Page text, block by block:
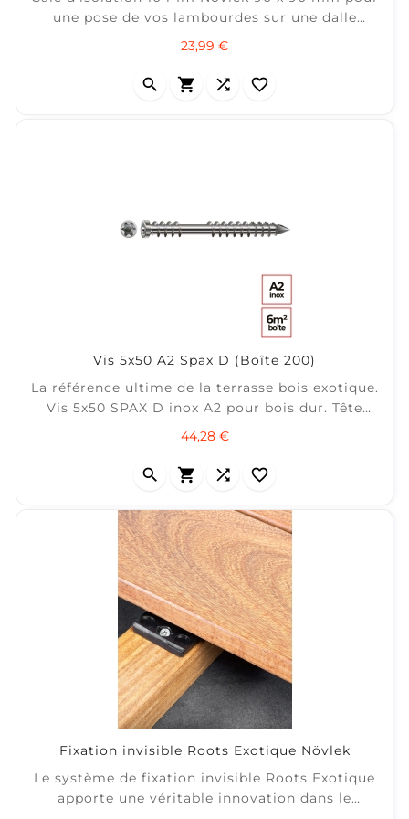
une pose de vos lambourdes sur une dalle
béton. ± 5 m2 / sachet de 25
23,99 €Prix
   
Vis 5x50 A2 Spax D (Boîte 200)
La référence ultime de la terrasse bois exotique.
Vis 5x50 SPAX D inox A2 pour bois dur. Tête
cylindrique T-STAR Torx 25 pointe CUT. ± 6 m² /
boite de 200
44,28 €Prix
   
Fixation invisible Roots Exotique Növlek
Le système de fixation invisible Roots Exotique
apporte une véritable innovation dans le